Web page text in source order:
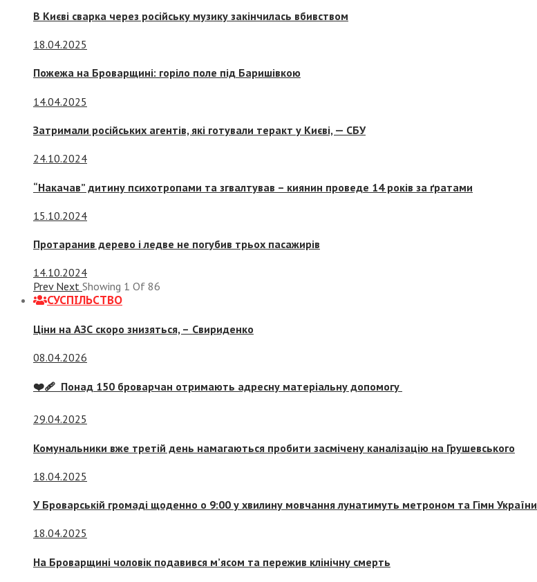
В Києві сварка через російську музику закінчилась вбивством
18.04.2025
Пожежа на Броварщині: горіло поле під Баришівкою
14.04.2025
Затримали російських агентів, які готували теракт у Києві, — СБУ
24.10.2024
“Накачав” дитину психотропами та згвалтував – киянин проведе 14 років за ґратами
15.10.2024
Протаранив дерево і ледве не погубив трьох пасажирів
14.10.2024
Prev Next Showing 1 Of 86
СУСПIЛЬСТВО
Ціни на АЗС скоро знизяться, – Свириденко
08.04.2026
❤️‍🩹 Понад 150 броварчан отримають адресну матеріальну допомогу
29.04.2025
Комунальники вже третій день намагаються пробити засмічену каналізацію на Грушевського
18.04.2025
У Броварській громаді щоденно о 9:00 у хвилину мовчання лунатимуть метроном та Гімн України
18.04.2025
На Броварщині чоловік подавився м’ясом та пережив клінічну смерть